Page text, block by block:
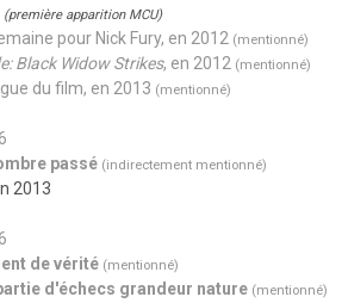
(première apparition MCU)
pour Nick Fury, en 2012 (mentionné)
Black Widow Strikes, en 2012 (mentionné)
du film, en 2013 (mentionné)
passé (indirectement mentionné)
2013
de vérité (mentionné)
d'échecs grandeur nature (mentionné)